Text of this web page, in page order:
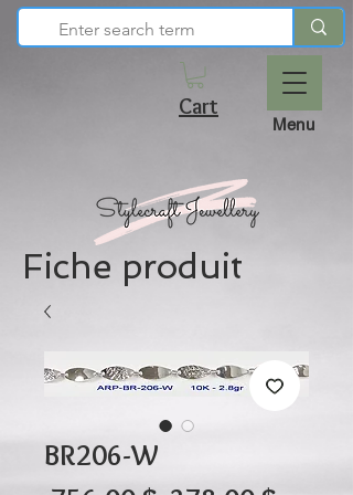
Cart
Menu
Fiche produit
BR206-W